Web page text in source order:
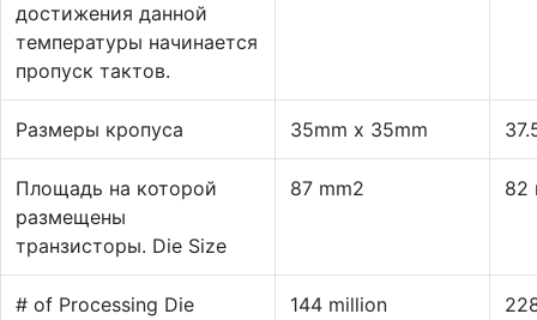
достижения данной
температуры начинается
пропуск тактов.
Размеры кропуса 35mm x 35mm
Площадь на которой
размещены
транзисторы. Die Size
87 mm2 82
# of Processing Die
144 million